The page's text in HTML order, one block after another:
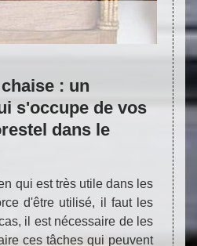
Nettoyage de tapis 38
: un
s'occupe de vos
dans le
qui est très utile dans les
d'être utilisé, il faut les
il est nécessaire de les
ces tâches qui peuvent
À
de
Les
bien.